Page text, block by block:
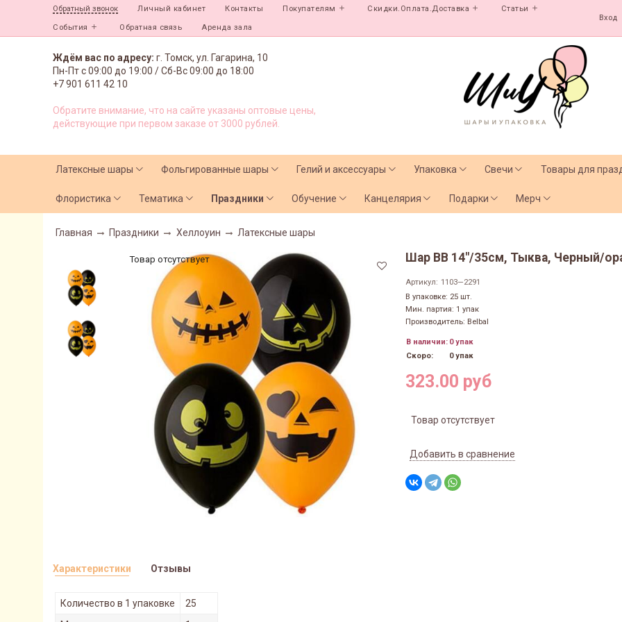
Обратный звонок Личный кабинет Контакты Покупателям Скидки.Оплата.Доставка Статьи
События Обратная связь Аренда зала
Вход
Ждём вас по адресу: г. Томск, ул. Гагарина, 10
Пн-Пт с09:00 до 19:00 /Сб-Вс 09:00 до 18:00
+7 901 611 42 10
Обратите внимание, что на сайте указаны оптовые цены,
действующие при первом заказе от 3000 рублей.
Латексные шары Фольгированные шары Гелий и аксессуары Упаковка Свечи Товары для
Флористика Тематика Праздники Обучение Канцелярия Подарки Мерч
Главная Праздники Хеллоуин Латексные шары
Товар отсутствует Шар BB 14"/35см, Тыква, Черный/
Артикул: 1103—2291
В упаковке: 25 шт.
Мин. партия: 1 упак
Производитель: Belbal
В наличии: 0 упак
Скоро:
0 упак
323.00 руб
Товар отсутствует
Добавить в сравнение
Характеристики
Количество в 1 упаковке
25
Отзывы